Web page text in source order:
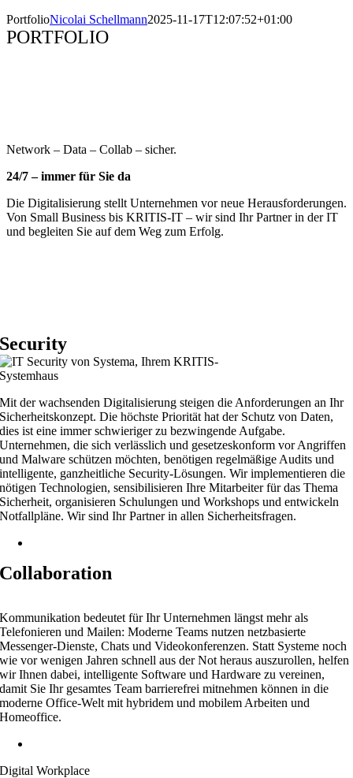
PortfolioNicolai Schellmann2025-11-17T12:07:52+01:00
PORTFOLIO
Network – Data – Collab – sicher.
24/7 – immer für Sie da
Die Digitalisierung stellt Unternehmen vor neue Herausforderungen.
Von Small Business bis KRITIS-IT – wir sind Ihr Partner in der IT
und begleiten Sie auf dem Weg zum Erfolg.
Security
Mit der wachsenden Digitalisierung steigen die Anforderungen an Ihr
Sicherheitskonzept. Die höchste Priorität hat der Schutz von Daten,
dies ist eine immer schwieriger zu bezwingende Aufgabe.
Unternehmen, die sich verlässlich und gesetzeskonform vor Angriffen
und Malware schützen möchten, benötigen regelmäßige Audits und
intelligente, ganzheitliche Security-Lösungen. Wir implementieren die
nötigen Technologien, sensibilisieren Ihre Mitarbeiter für das Thema
Sicherheit, organisieren Schulungen und Workshops und entwickeln
Notfallpläne. Wir sind Ihr Partner in allen Sicherheitsfragen.
Collaboration
Kommunikation bedeutet für Ihr Unternehmen längst mehr als
Telefonieren und Mailen: Moderne Teams nutzen netzbasierte
Messenger-Dienste, Chats und Videokonferenzen. Statt Systeme noch
wie vor wenigen Jahren schnell aus der Not heraus auszurollen, helfen
wir Ihnen dabei, intelligente Software und Hardware zu vereinen,
damit Sie Ihr gesamtes Team barrierefrei mitnehmen können in die
moderne Office-Welt mit hybridem und mobilem Arbeiten und
Homeoffice.
Digital Workplace